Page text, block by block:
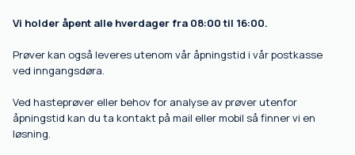
Vi holder åpent alle hverdager fra 08:00 til 16:00.
Prøver kan også leveres utenom vår åpningstid i vår postkasse
ved inngangsdøra.
Ved hasteprøver eller behov for analyse av prøver utenfor
åpningstid kan du ta kontakt på mail eller mobil så finner vi en
løsning.